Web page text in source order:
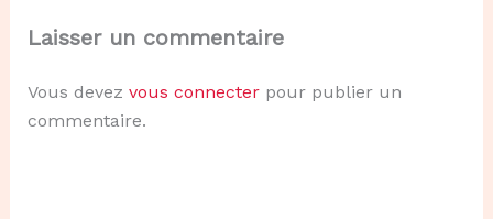
Laisser un commentaire
Vous devez vous connecterpour publier un
commentaire.